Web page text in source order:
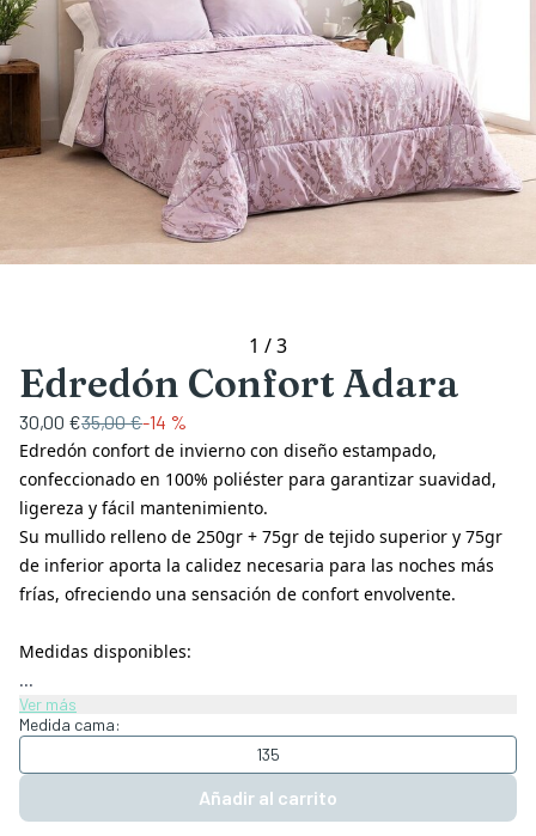
1 /3
Edredón Confort Adara
30,00 €35,00 €-14 %
Edredón confort de invierno con diseño estampado,
confeccionado en 100% poliéster para garantizar suavidad,
ligereza y fácil mantenimiento.
Su mullido relleno de 250gr + 75gr de tejido superior y 75gr
de inferior aporta la calidez necesaria para las noches más
frías, ofreciendo una sensación de confort envolvente.
Medidas disponibles:
...
Ver más
Medida cama:
135
Añadir al carrito